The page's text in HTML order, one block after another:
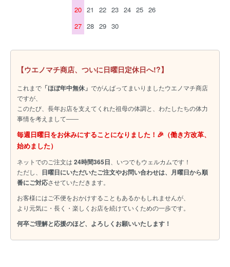
20 21 22 23 24 25 26
27 28 29 30
【ウエノマチ商店、ついに日曜日定休日へ!?】
これまで 「ほぼ年中無休」 でがんばってまいりましたウエノマチ商店
ですが、
このたび、長年お店を支えてくれた祖母の体調と、わたしたちの体力
事情を考えまして――
毎週日曜日をお休みにすることになりました！🎉（働き方改革、
始めました）
ネットでのご注文は 24時間365日 、いつでもウェルカムです！
ただし、
日曜日にいただいたご注文やお問い合わせは、月曜日から順
番にご対応させていただきます。
お客様にはご不便をおかけすることもあるかもしれませんが、
より元気に・長く・楽しくお店を続けていくための一歩です。
何卒ご理解と応援のほど、よろしくお願いいたします！